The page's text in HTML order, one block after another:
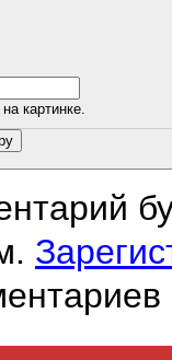
картинке.